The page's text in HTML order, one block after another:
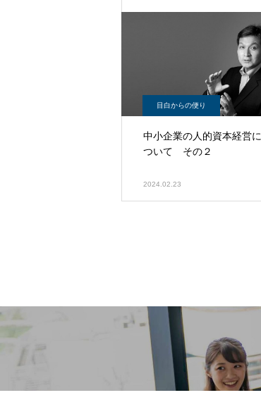
目白からの便り
中小企業の人的資本経営に
ついて その２
2024.02.23